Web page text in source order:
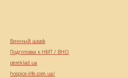
Винный шкаф
Подготовка к НМТ / ВНО
pereklad.ua
hospice-life.com.ua/